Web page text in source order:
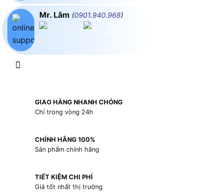
Mr. Lâm (0901.940.968)
GIAO HÀNG NHANH CHÓNG
Chỉ trong vòng 24h
CHÍNH HÃNG 100%
Sản phẩm chính hãng
TIẾT KIỆM CHI PHÍ
Giá tốt nhất thị trường